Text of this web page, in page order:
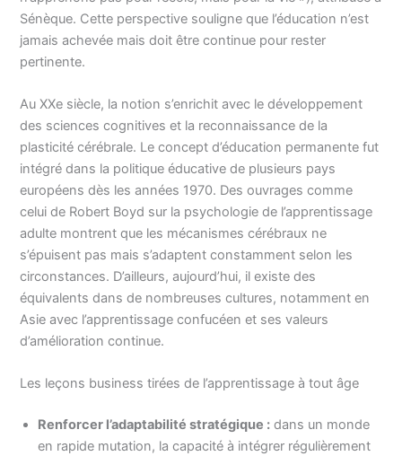
Sénèque. Cette perspective souligne que l’éducation n’est
jamais achevée mais doit être continue pour rester
pertinente.
Au XXe siècle, la notion s’enrichit avec le développement
des sciences cognitives et la reconnaissance de la
plasticité cérébrale. Le concept d’éducation permanente fut
intégré dans la politique éducative de plusieurs pays
européens dès les années 1970. Des ouvrages comme
celui de Robert Boyd sur la psychologie de l’apprentissage
adulte montrent que les mécanismes cérébraux ne
s’épuisent pas mais s’adaptent constamment selon les
circonstances. D’ailleurs, aujourd’hui, il existe des
équivalents dans de nombreuses cultures, notamment en
Asie avec l’apprentissage confucéen et ses valeurs
d’amélioration continue.
Les leçons business tirées de l’apprentissage à tout âge
Renforcer l’adaptabilité stratégique : dans un monde
en rapide mutation, la capacité à intégrer régulièrement